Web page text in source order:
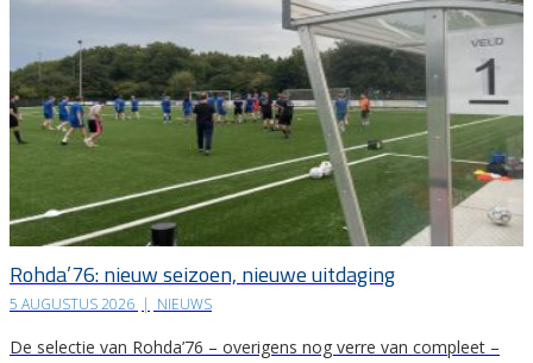
Rohda’76: nieuw seizoen, nieuwe uitdaging
5 AUGUSTUS 2026 | NIEUWS
De selectie van Rohda’76 – overigens nog verre van compleet –